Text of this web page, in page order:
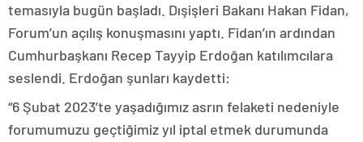
temasıyla bugün başladı. Dışişleri Bakanı Hakan Fidan,
Forum’un açılış konuşmasını yaptı. Fidan’ın ardından
Cumhurbaşkanı Recep Tayyip Erdoğan katılımcılara
seslendi. Erdoğan şunları kaydetti:
“6 Şubat 2023’te yaşadığımız asrın felaketi nedeniyle
forumumuzu geçtiğimiz yıl iptal etmek durumunda